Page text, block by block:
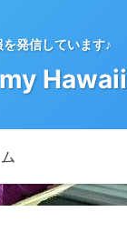
発信しています♪
Hawaii